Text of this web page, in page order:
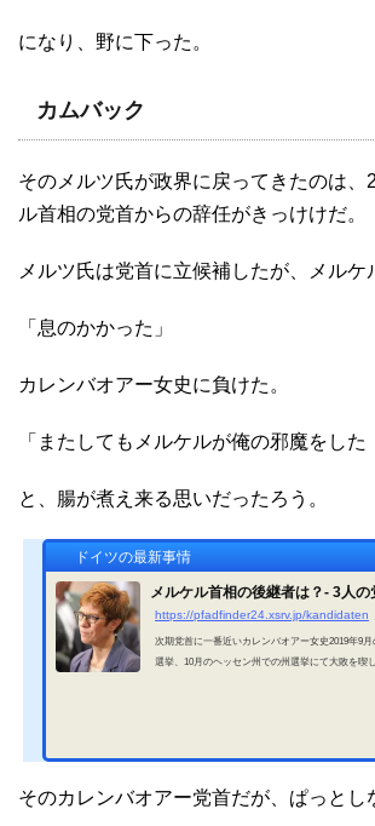
になり、野に下った。
カムバック
そのメルツ氏が政界に戻ってきたのは、
ル首相の党首からの辞任がきっけけだ。
メルツ氏は党首に立候補したが、メルケ
「息のかかった」
カレンバオアー女史に負けた。
「またしてもメルケルが俺の邪魔をした
と、腸が煮え来る思いだったろう。
ドイツの最新事情
メルケル首相の後継者は？- 3人の
https://pfadfinder24.xsrv.jp/kandidaten
次期党首に一番近いカレンバオアー女史2019年9
選挙、10月のヘッセン州での州選挙にて大敗を喫
を開き、「連立政権の今の姿は見るに見かねる。
そのカレンバオアー党首だが、ぱっとし